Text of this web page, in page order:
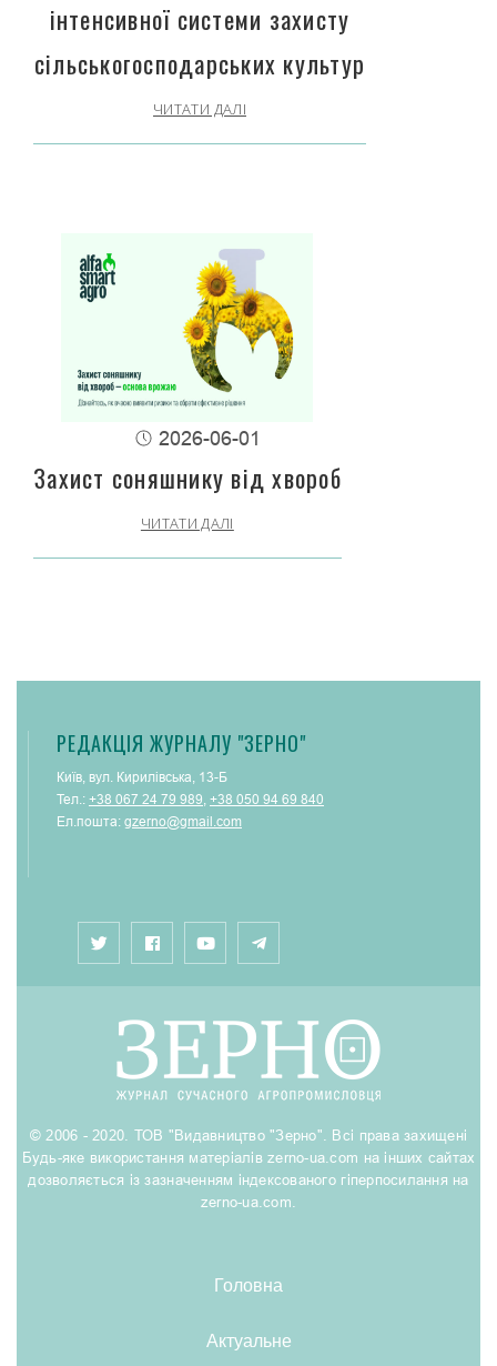
інтенсивної системи захисту
сільськогосподарських культур
ЧИТАТИ ДАЛІ
2026-06-01
Захист соняшнику від хвороб
ЧИТАТИ ДАЛІ
РЕДАКЦІЯ ЖУРНАЛУ "ЗЕРНО"
Київ, вул. Кирилівська, 13-Б
Тел.: +38 067 24 79 989, +38 050 94 69 840
Ел.пошта: gzerno@gmail.com
© 2006 - 2020. ТОВ "Видавництво "Зерно". Всі права захищені
Будь-яке використання матеріалів zerno-ua.com на інших сайтах
дозволяється із зазначенням індексованого гіперпосилання на
zerno-ua.com.
Головна
Актуальне